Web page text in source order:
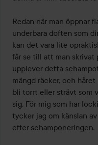
Redan när man öppnar
underbara doften som
kan det vara lite
får se till att man
upplever detta
mängd räcker, och
bli torrt eller strävt som
sig. För mig som har
tycker jag om känslan
efter schamponeringen.